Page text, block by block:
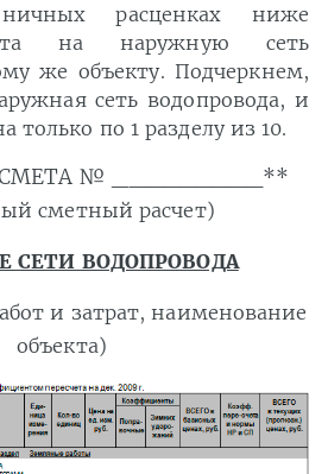
расценках ниже
на наружную сеть
же объекту. Подчеркнем,
сеть водопровода, и
только по 1 разделу из 10.
СМЕТА № _________**
сметный расчет)
СЕТИ ВОДОПРОВОДА
и затрат, наименование
объекта)